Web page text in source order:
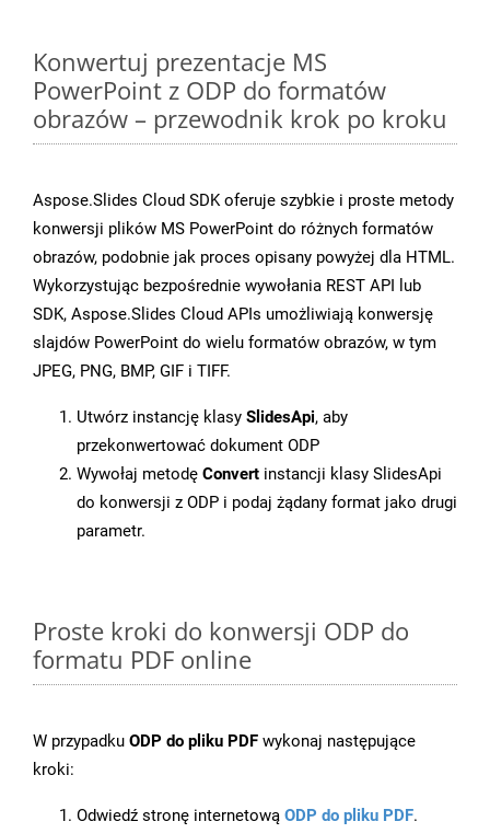
Konwertuj prezentacje MS
PowerPoint z ODP do formatów
obrazów – przewodnik krok po kroku
Aspose.Slides Cloud SDK oferuje szybkie i proste metody
konwersji plików MS PowerPoint do różnych formatów
obrazów, podobnie jak proces opisany powyżej dla HTML.
Wykorzystując bezpośrednie wywołania REST API lub
SDK, Aspose.Slides Cloud APIs umożliwiają konwersję
slajdów PowerPoint do wielu formatów obrazów, w tym
JPEG, PNG, BMP, GIF i TIFF.
Utwórz instancję klasy SlidesApi, aby
przekonwertować dokument ODP
Wywołaj metodę Convert instancji klasy SlidesApi
do konwersji z ODP i podaj żądany format jako drugi
parametr.
Proste kroki do konwersji ODP do
formatu PDF online
W przypadku ODP do pliku PDF wykonaj następujące
kroki:
Odwiedź stronę internetową ODP do pliku PDF.